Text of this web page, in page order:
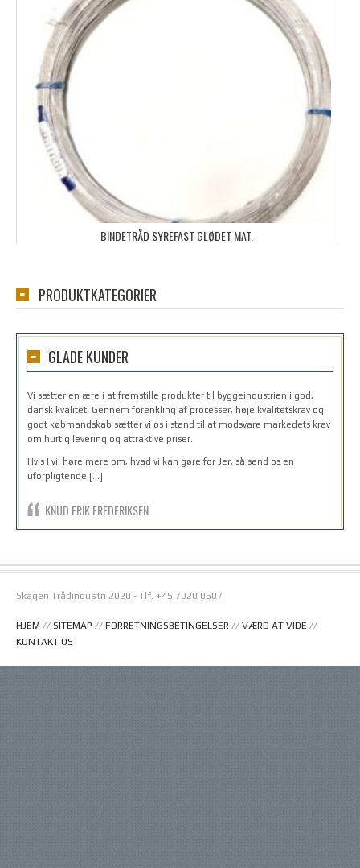
BINDETRÅD SYREFAST GLØDET MAT.
PRODUKTKATEGORIER
GLADE KUNDER
Vi sætter en ære i at fremstille produkter til byggeindustrien i god,
dansk kvalitet. Gennem forenkling af processer, høje kvalitetskrav og
godt købmandskab sætter vi os i stand til at modsvare markedets krav
om hurtig levering og attraktive priser.
Hvis I vil høre mere om, hvad vi kan gøre for Jer, så send os en
uforpligtende […]
KNUD ERIK FREDERIKSEN
Skagen Trådindustri 2020 - Tlf. +45 7020 0507
HJEM // SITEMAP // FORRETNINGSBETINGELSER // VÆRD AT VIDE //
KONTAKT OS